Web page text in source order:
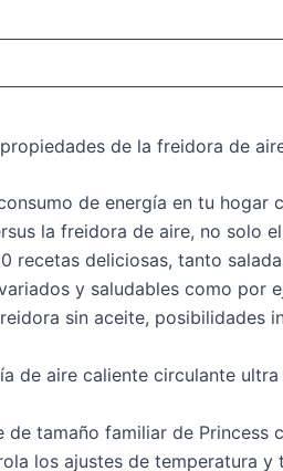
de la freidora de
de energía en tu
la freidora de aire, no solo
recetas deliciosas, tanto
y saludables como por
sin aceite, posibilidades
de aire caliente circulante
de tamaño familiar de
los ajustes de temperatura